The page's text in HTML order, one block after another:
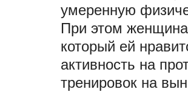
умеренную
При этом женщина
который ей
активность на
тренировок на